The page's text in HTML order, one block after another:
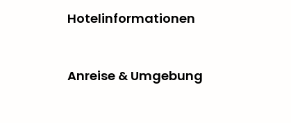
Hotelinformationen
Anreise & Umgebung